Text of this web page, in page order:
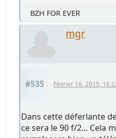
BZH FOR EVER
mgr
#535 Février 16, 2015,
Dans cette déferlante
ce sera le 90 f/2... Cela